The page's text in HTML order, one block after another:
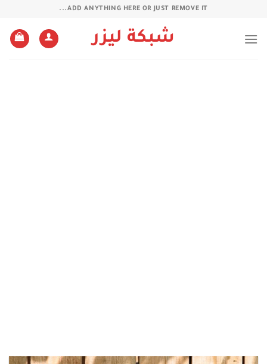
ADD ANYTHING HERE OR JUST REMOVE IT...
شبكة ليزر